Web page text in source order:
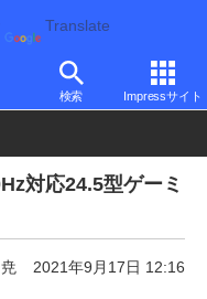
Translate
検索 Impressサイト
その他
対応24.5型ゲーミ
2021年9月17日 12:16